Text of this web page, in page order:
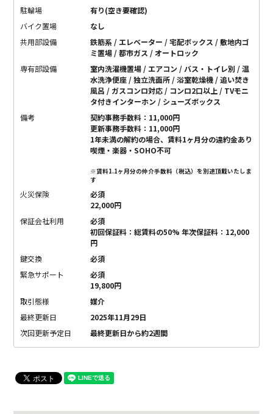
駐輪場
有り(空き要確認)
バイク置場
なし
共用部設備
鉄筋系 / エレベーター / 宅配ボックス / 敷地内ゴ
ミ置場 / 都市ガス / オートロック
専有部設備
室内洗濯機置場 / エアコン / バス・トイレ別 / 温
水洗浄便座 / 独立洗面所 / 浴室乾燥機 / 追い焚き
風呂 / ガスコンロ対応 / コンロ2口以上 / TVモニ
タ付きインターホン / シューズボックス
備考
契約事務手数料：11,000円
更新事務手数料：11,000円
1年未満の解約の場合、賃料1ヶ月分の違約金あり
喫煙・楽器・SOHO不可
※賃料1.1ヶ月分の仲介手数料（税込）を別途頂戴いたしま
す
火災保険
必須
22,000円
保証会社利用
必須
初回保証料：総賃料の50% 年次保証料：12,000
円
鍵交換
必須
緊急サポート
必須
19,800円
取引態様
媒介
最終更新日
2025年11月29日
次回更新予定日
最終更新日から約2週間